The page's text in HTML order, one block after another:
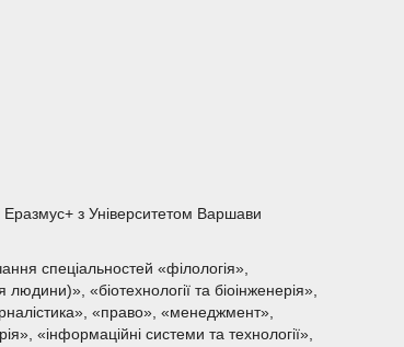
Еразмус+ з Університетом Варшави
спеціальностей «філологія»,
людини)», «біотехнології та біоінженерія»,
«право», «менеджмент»,
«інформаційні системи та технології»,